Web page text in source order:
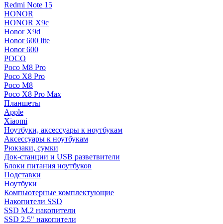
Redmi Note 15
HONOR
HONOR X9c
Honor X9d
Honor 600 lite
Honor 600
POCO
Poco M8 Pro
Poco X8 Pro
Poco M8
Poco X8 Pro Max
Планшеты
Apple
Xiaomi
Ноутбуки, аксессуары к ноутбукам
Аксессуары к ноутбукам
Рюкзаки, сумки
Док-станции и USB разветвители
Блоки питания ноутбуков
Подставки
Ноутбуки
Компьютерные комплектующие
Накопители SSD
SSD M.2 накопители
SSD 2.5" накопители